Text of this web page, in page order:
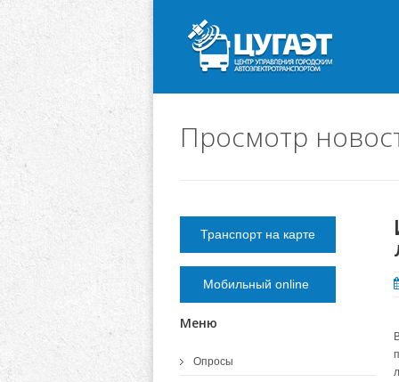
Просмотр
Транспорт на карте
Мобильный online
Меню
Опросы